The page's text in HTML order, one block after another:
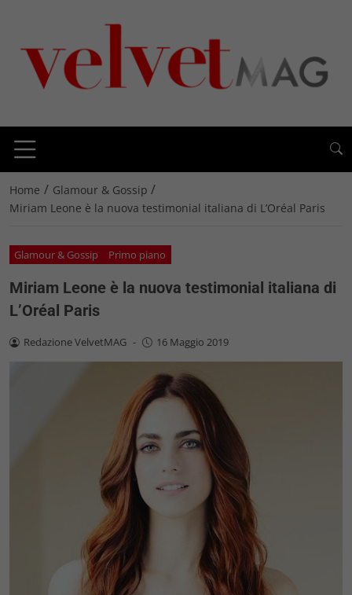
Home / Glamour & Gossip /
Miriam Leone è la nuova testimonial italiana di L’Oréal Paris
Glamour & Gossip Primo piano
Miriam Leone è la nuova testimonial italiana di
L’Oréal Paris
Redazione VelvetMAG - 16 Maggio 2019